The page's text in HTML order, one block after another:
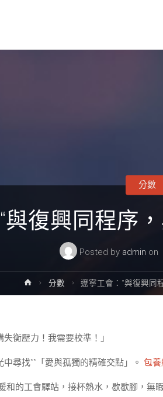
與復興同程序
Posted by admin on
分數
Home分數 遼寧工會：“與復興同
衡壓力！我需要校準！」
尋找**「愛與孤獨的精確交點」。 包養
和的工會驛站，接杯熱水，歇歇腳，無